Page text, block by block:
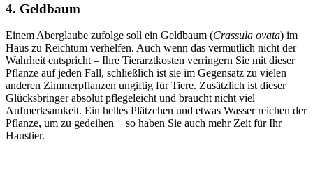
4. Geldbaum
Einem Aberglaube zufolge soll ein Geldbaum (Crassula ovata) im
Haus zu Reichtum verhelfen. Auch wenn das vermutlich nicht der
Wahrheit entspricht – Ihre Tierarztkosten verringern Sie mit dieser
Pflanze auf jeden Fall, schließlich ist sie im Gegensatz zu vielen
anderen Zimmerpflanzen ungiftig für Tiere. Zusätzlich ist dieser
Glücksbringer absolut pflegeleicht und braucht nicht viel
Aufmerksamkeit. Ein helles Plätzchen und etwas Wasser reichen der
Pflanze, um zu gedeihen − so haben Sie auch mehr Zeit für Ihr
Haustier.